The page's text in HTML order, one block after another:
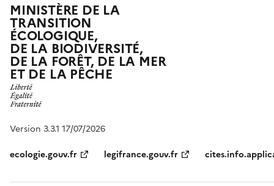
MINISTÈRE DE LA
TRANSITION
ÉCOLOGIQUE,
DE LA BIODIVERSITÉ,
DE LA FORÊT, DE LA MER
ET DE LA PÊCHE
Version 3.3.1 17/07/2026
ecologie.gouv.fr
legifrance.gouv.fr